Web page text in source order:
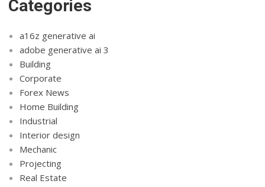
Categories
a16z generative ai
adobe generative ai 3
Building
Corporate
Forex News
Home Building
Industrial
Interior design
Mechanic
Projecting
Real Estate